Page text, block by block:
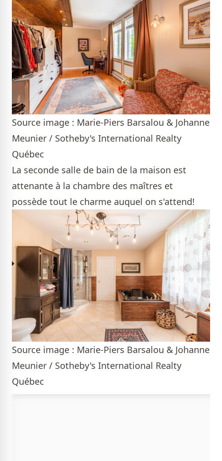
Source image : Marie-Piers Barsalou & Johanne
Meunier / Sotheby's International Realty
Québec
La seconde salle de bain de la maison est
attenante à la chambre des maîtres et
possède tout le charme auquel on s'attend!
Source image : Marie-Piers Barsalou & Johanne
Meunier / Sotheby's International Realty
Québec